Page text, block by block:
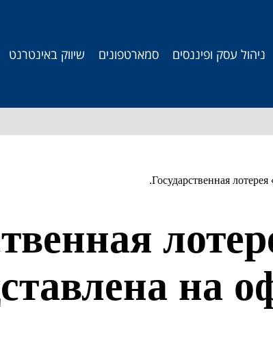
ניהול עסק ופיננסים סמארטפונים שיווק באינטרנט
Государственная
на